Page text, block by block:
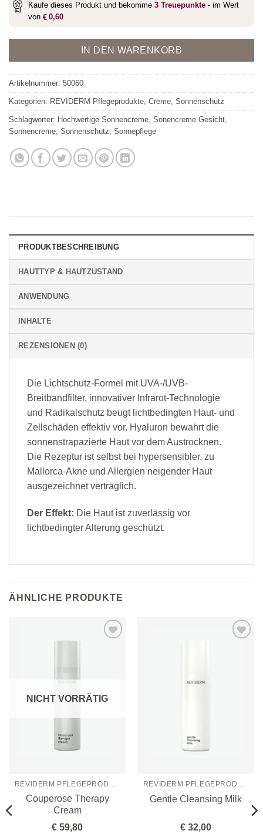
Kaufe dieses Produkt und bekomme 3 Treuepunkte - im Wert
von € 0,60
IN DEN WARENKORB
Artikelnummer: 50060
Kategorien: REVIDERM Pflegeprodukte Creme Sonnenschutz
Schlagwörter: Hochwertige Sonnencreme Sonencreme Gesicht
Sonnencreme Sonnenschutz Sonnepflege
PRODUKTBESCHREIBUNG
HAUTTYP & HAUTZUSTAND
ANWENDUNG
INHALTE
REZENSIONEN (0)
Die Lichtschutz-Formel mit UVA-/UVB-
Breitbandfilter, innovativer Infrarot-Technologie
und Radikalschutz beugt lichtbedingten Haut- und
Zellschäden effektiv vor. Hyaluron bewahrt die
sonnenstrapazierte Haut vor dem Austrocknen.
Die Rezeptur ist selbst bei hypersensibler, zu
Mallorca-Akne und Allergien neigender Haut
ausgezeichnet verträglich.
Der Effekt: Die Haut ist zuverlässig vor
lichtbedingter Alterung geschützt.
ÄHNLICHE PRODUKTE
NICHT VORRÄTIG
REVIDERM PFLEGEPRODUKTE
Couperose Therapy
Cream
€ 59,80
REVIDERM PFLEGEPRODUKTE
Gentle Cleansing Milk
€ 32,00